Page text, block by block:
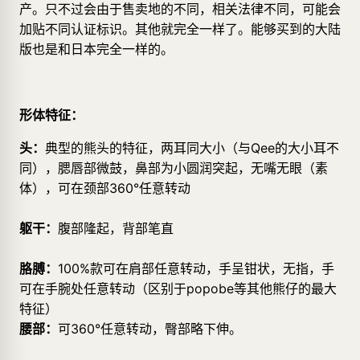
产。只不过会由于售卖地的不同，相关法律不同，可能会
加贴不同认证标识。其他就完全一样了。能够买到的大陆
版也是和日本完全一样的。
形体特征：
头： 典型的熊头的特征，两耳同大小（与Qee的大小耳不
同），腮唇部微鼓，鼻部为小圆润突起，无嘴无眼（素
体），可在颈部360°任意转动
躯干： 腹部隆起，背部笔直
胳膊： 100%款可在肩部任意转动，手呈钳状，无指，手
可在手腕处任意转动（区别于popobe等其他熊仔的最大
特征）
腰部： 可360°任意转动，臀部略下伸。